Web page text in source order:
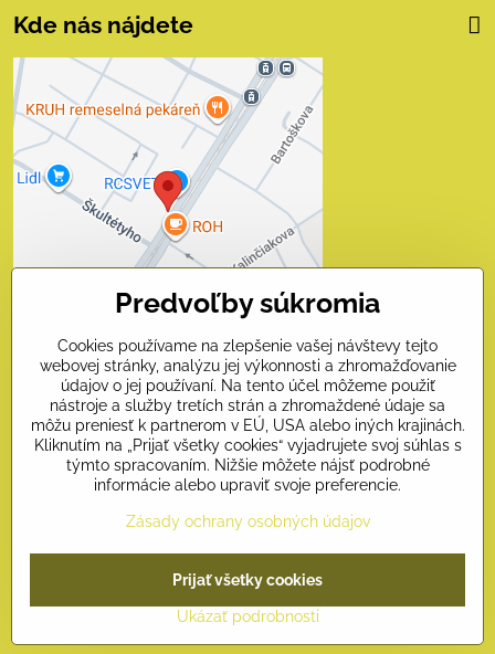
Kde nás nájdete
Externý obsah je
blokovaný Voľbami
súkromia
Prajete si načítať externý obsah?
Povoliť tentokrát
Povoliť a zapamätať - súhlas
Otvoriť obsah v novom okne
Kontakty
Naši priatelia
©2026Copyright
Predvoľby súkromiaZásady ochrany osobných údajov
Vytvorené pomocou:BiznisWeb.sk
Predvoľby súkromia
Cookies používame na zlepšenie vašej návštevy tejto
webovej stránky, analýzu jej výkonnosti a zhromažďovanie
údajov o jej používaní. Na tento účel môžeme použiť
nástroje a služby tretích strán a zhromaždené údaje sa
môžu preniesť k partnerom v EÚ, USA alebo iných krajinách.
Kliknutím na „Prijať všetky cookies“ vyjadrujete svoj súhlas s
týmto spracovaním. Nižšie môžete nájsť podrobné
informácie alebo upraviť svoje preferencie.
Zásady ochrany osobných údajov
Ukázať podrobnosti
Prijať všetky cookies